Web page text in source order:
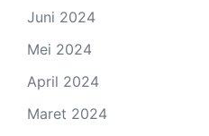
Juni 2024
Mei 2024
April 2024
Maret 2024